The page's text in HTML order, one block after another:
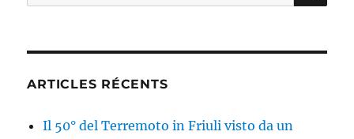
pour :
ARTICLES RÉCENTS
Il 50° del Terremoto in Friuli visto da un